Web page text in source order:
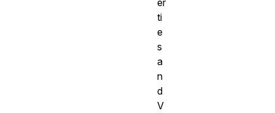
ti
e
s
a
n
d
V